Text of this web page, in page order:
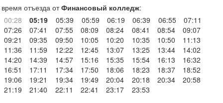
время отъезда отФинансовый колледж:
00:28
05:19 05:39 05:59 06:19 06:39 06:55
07:11
07:26
07:41 07:55 08:09 08:24 08:41 08:54
09:07
09:21
09:35 09:50 10:05 10:20 10:35 10:50
11:13
11:36
11:59 12:22 12:45 13:07 13:25 13:44
14:02
14:20
14:39 14:57 15:16 15:35 15:54 16:13
16:32
16:51
17:11 17:34 17:50 18:06 18:23 18:37
18:52
19:06
19:21 19:34 19:49 20:04 20:18 20:34
20:58
21:19
21:40 22:11 22:41 23:17 23:53